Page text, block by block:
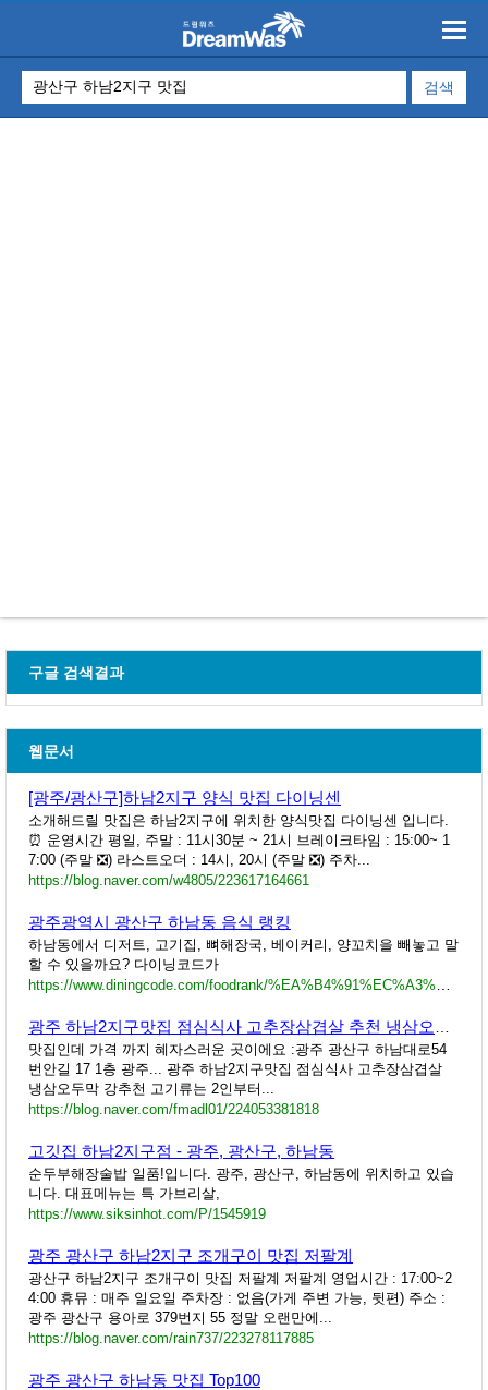
구글 검색결과
웹문서
[광주/광산구]하남2지구 양식 맛집 다이닝센
소개해드릴 맛집은 하남2지구에 위치한 양식맛집 다이닝센 입니다.
⏰ 운영시간 평일, 주말 : 11시30분 ~ 21시 브레이크타임 : 15:00~ 1
7:00 (주말 ❎) 라스트오더 : 14시, 20시 (주말 ❎) 주차...
https://blog.naver.com/w4805/223617164661
광주광역시 광산구 하남동 음식 랭킹
하남동에서 디저트, 고기집, 뼈해장국, 베이커리, 양꼬치을 빼놓고 말
할 수 있을까요? 다이닝코드가
맛집인데 가격 까지 혜자스러운 곳이에요 :광주 광산구 하남대로54
번안길 17 1층 광주... 광주 하남2지구맛집 점심식사 고추장삼겹살
냉삼오두막 강추천 고기류는 2인부터...
https://blog.naver.com/fmadl01/224053381818
고깃집 하남2지구점 - 광주, 광산구, 하남동
순두부해장술밥 일품!입니다. 광주, 광산구, 하남동에 위치하고 있습
니다. 대표메뉴는 특 가브리살,
https://www.siksinhot.com/P/1545919
광주 광산구 하남2지구 조개구이 맛집 저팔계
광산구 하남2지구 조개구이 맛집 저팔계 저팔계 영업시간 : 17:00~2
4:00 휴뮤 : 매주 일요일 주차장 : 없음(가게 주변 가능, 뒷편) 주소 :
광주 광산구 용아로 379번지 55 정말 오랜만에...
https://blog.naver.com/rain737/223278117885
광주 광산구 하남동 맛집 Top100